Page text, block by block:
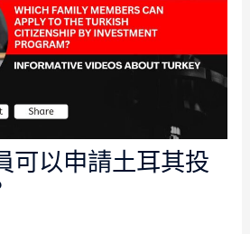
可以申請土耳其投